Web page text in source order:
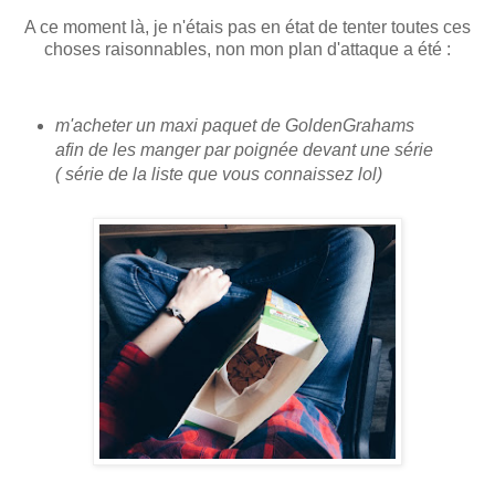
A ce moment là, je n'étais pas en état de tenter toutes ces
choses raisonnables, non mon plan d'attaque a été :
m'acheter un maxi paquet de GoldenGrahams
afin de les manger par poignée devant une série
( série de la liste que vous connaissez lol)